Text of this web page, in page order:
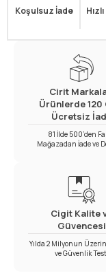
Koşulsuz İade
Cirit
Ürünlerde 120
Ücretsiz
81 İlde 500’den
Mağazadan İade ve
Cigit Kalite
Güvencesi
Yılda 2 Milyonun
ve Güvenlik